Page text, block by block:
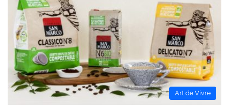
Art de Vivre